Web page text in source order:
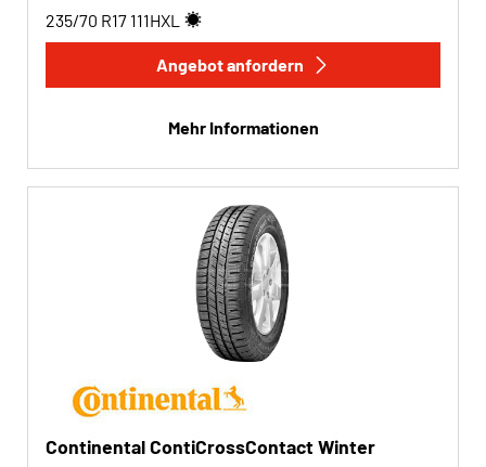
235/70 R17 111HXL
Angebot anfordern
Mehr Informationen
Continental ContiCrossContact Winter